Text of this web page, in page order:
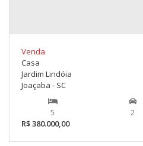
Venda
Casa
Jardim Lindóia
Joaçaba - SC
5
2
R$ 380.000,00